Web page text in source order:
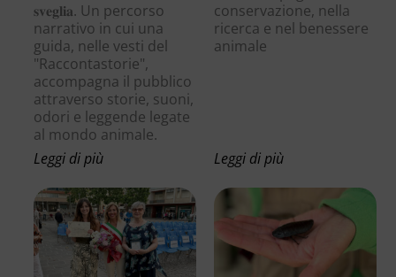
𝐬𝐯𝐞𝐠𝐥𝐢𝐚. Un percorso
narrativo in cui una
guida, nelle vesti del
"Raccontastorie",
accompagna il pubblico
attraverso storie, suoni,
odori e leggende legate
al mondo animale.
Leggi di più
conservazione, nella
ricerca e nel benessere
animale
Leggi di più